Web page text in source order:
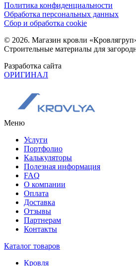
Политика конфиденциальности
Обработка персональных данных
Сбор и обработка cookie
© 2026. Магазин кровли
Строительные материалы для
Разработка сайта
ОРИГИНАЛ
Меню
Услуги
Портфолио
Калькуляторы
Полезная информация
FAQ
О компании
Оплата
Доставка
Отзывы
Партнерам
Контакты
Каталог товаров
Кровля